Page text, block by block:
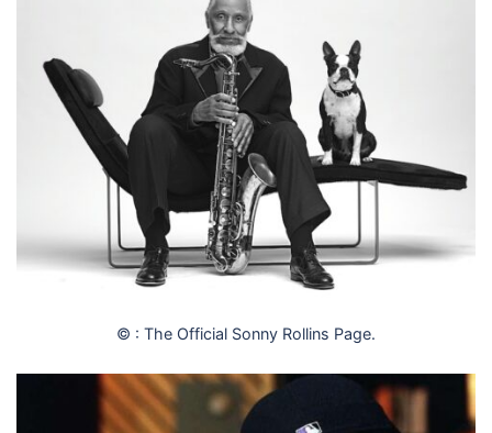
© : The Official Sonny Rollins Page.